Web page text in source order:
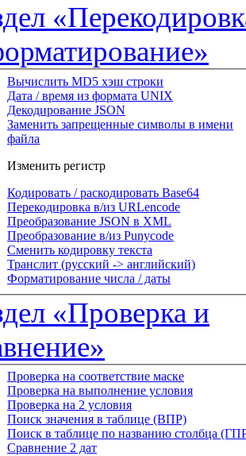
Вычислить MD5 хэш строки
Дата / время из формата UNIX
Декодирование JSON
Заменить запрещенные символы в имени
файла
Изменить регистр
Кодировать / раскодировать Base64
Перекодировка в/из URLencode
Преобразование JSON в XML
Преобразование в/из Punycode
Сменить кодировку текста
Транслит (русский -> английский)
Форматирование числа / даты
«Проверка и
Проверка на соответствие маске
Проверка на выполнение условия
Проверка на 2 условия
Поиск значения в таблице (ВПР)
Поиск в таблице по названию столбца
Сравнение 2 дат